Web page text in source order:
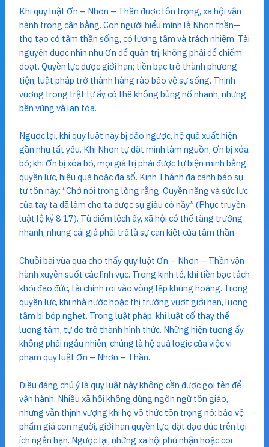
Khi quy luật Ơn – Nhơn – Thần được tôn trọng, xã hội vận
hành trong cân bằng. Con người hiểu mình là Nhơn thần—
thọ tạo có tâm thần sống, có lương tâm và trách nhiệm. Tài
nguyên được nhìn như Ơn để quản trị, không phải để chiếm
đoạt. Quyền lực được giới hạn; tiền bạc trở thành phương
tiện; luật pháp trở thành hàng rào bảo vệ sự sống. Thịnh
vượng trong trật tự ấy có thể không bùng nổ nhanh, nhưng
bền vững và lan tỏa.
Ngược lại, khi quy luật này bị đảo ngược, hệ quả xuất hiện
gần như tất yếu. Khi Nhơn tự đặt mình làm nguồn, Ơn bị xóa
bỏ; khi Ơn bị xóa bỏ, mọi giá trị phải được tự biện minh bằng
quyền lực, hiệu quả hoặc đa số. Kinh Thánh đã cảnh báo sự
tự tôn này: “Chớ nói trong lòng rằng: Quyền năng và sức lực
của tay ta đã làm cho ta được sự giàu có nầy” (Phục truyền
luật lệ ký 8:17). Từ điểm lệch ấy, xã hội có thể tăng trưởng
nhanh, nhưng cái giá phải trả là sự cạn kiệt của tâm thần.
Chuỗi bài vừa qua cho thấy quy luật Ơn – Nhơn – Thần vận
hành xuyên suốt các lĩnh vực. Trong kinh tế, khi tiền bạc tách
khỏi đạo đức, tài chính rơi vào vòng lặp khủng hoảng. Trong
quyền lực, khi nhà nước hoặc thị trường vượt giới hạn, lương
tâm bị bóp nghẹt. Trong luật pháp, khi luật cố thay thế
lương tâm, tự do trở thành hình thức. Những hiện tượng ấy
không phải ngẫu nhiên; chúng là hệ quả logic của việc vi
phạm quy luật Ơn – Nhơn – Thần.
Điều đáng chú ý là quy luật này không cần được gọi tên để
vận hành. Nhiều xã hội không dùng ngôn ngữ tôn giáo,
nhưng vẫn thịnh vượng khi họ vô thức tôn trọng nó: bảo vệ
phẩm giá con người, giới hạn quyền lực, đặt đạo đức trên lợi
ích ngắn hạn. Ngược lại, những xã hội phủ nhận hoặc coi